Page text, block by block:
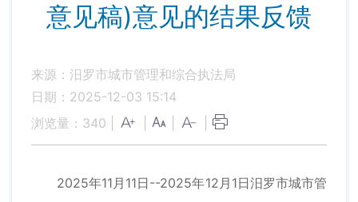
意见稿)意见的结果反馈
来源：汨罗市城市管理和综合执法局
日期：2025-12-03 15:14
浏览量： 340
2025年11月11日--2025年12月1日汨罗市城市管